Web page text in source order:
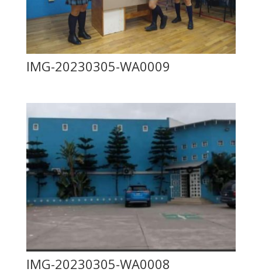
IMG-20230305-WA0009
IMG-20230305-WA0008